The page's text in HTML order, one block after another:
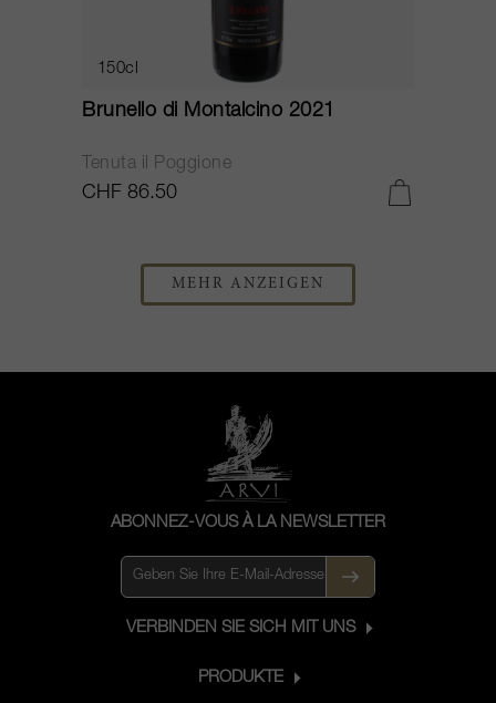
150cl
Brunello di Montalcino 2021
Tenuta il Poggione
CHF 86.50
MEHR ANZEIGEN
ABONNEZ-VOUS À LA NEWSLETTER
VERBINDEN SIE SICH MIT UNS
PRODUKTE